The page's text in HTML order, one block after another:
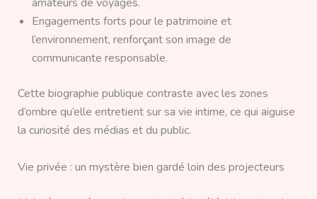
Engagements forts pour le patrimoine et
l’environnement, renforçant son image de
communicante responsable.
Cette biographie publique contraste avec les zones
d’ombre qu’elle entretient sur sa vie intime, ce qui aiguise
la curiosité des médias et du public.
Vie privée : un mystère bien gardé loin des projecteurs